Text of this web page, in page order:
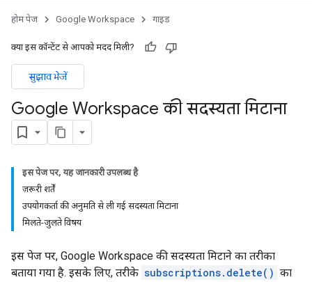
होम पेज Google Workspace गाइड
क्या इस कॉन्टेंट से आपको मदद मिली?
सुझाव भेजें
Google Workspace की सदस्यता मिटाना
इस पेज पर, यह जानकारी उपलब्ध है
ज़रूरी शर्तें
उपयोगकर्ता की अनुमति से ली गई सदस्यता मिटाना
मिलते-जुलते विषय
इस पेज पर, Google Workspace की सदस्यता मिटाने का तरीका
बताया गया है. इसके लिए, तरीके subscriptions.delete() का